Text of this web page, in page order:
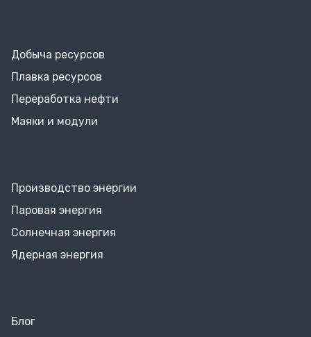
Добыча ресурсов
Плавка ресурсов
Переработка нефти
Маяки и модули
Производство энергии
Паровая энергия
Солнечная энергия
Ядерная энергия
Блог